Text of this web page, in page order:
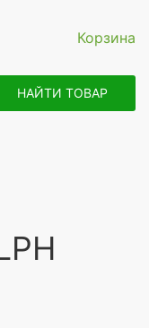
Корзина
НАЙТИ ТОВАР